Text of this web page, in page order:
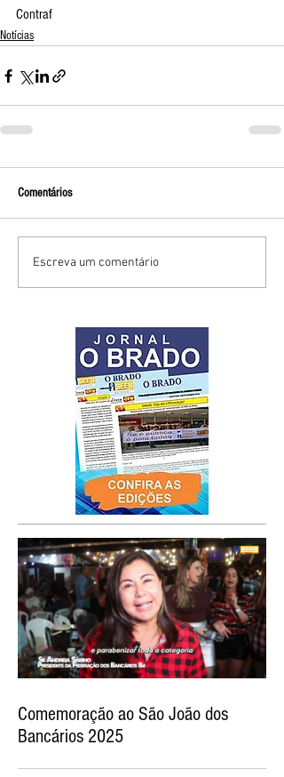
Contraf
Notícias
Comentários
Escreva um comentário
Comemoração ao São João dos
Bancários 2025